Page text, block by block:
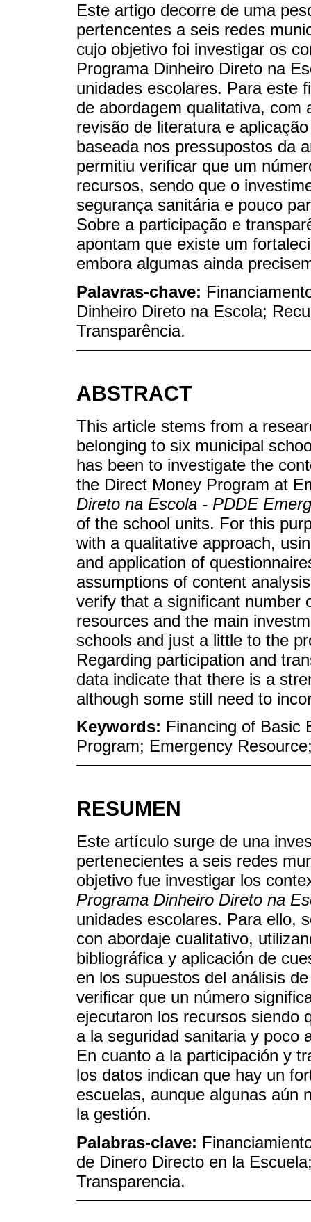
Este artigo decorre de uma
pertencentes a seis redes
cujo objetivo foi investigar os
Programa Dinheiro Direto na
unidades escolares. Para este
de abordagem qualitativa, com
revisão de literatura e
baseada nos pressupostos da
permitiu verificar que um
recursos, sendo que o
segurança sanitária e pouco
Sobre a participação e
apontam que existe um
embora algumas ainda
Palavras-chave:
Dinheiro Direto na Escola;
Transparência.
ABSTRACT
This article stems from a
belonging to six municipal
has been to investigate the
the Direct Money Program at
Direto na Escola - PDDE
of the school units. For this
with a qualitative approach,
and application of
assumptions of content
verify that a significant number
resources and the main
schools and just a little to the
Regarding participation and
data indicate that there is a
although some still need to
Keywords: Financing of Basic
Program; Emergency
RESUMEN
Este artículo surge de una
pertenecientes a seis redes
objetivo fue investigar los
Programa Dinheiro Direto na
unidades escolares. Para ello,
con abordaje cualitativo,
bibliográfica y aplicación de
en los supuestos del análisis
verificar que un número
ejecutaron los recursos siendo
a la seguridad sanitaria y poco
En cuanto a la participación y
los datos indican que hay un
escuelas, aunque algunas aún
la gestión.
Palabras-clave:
de Dinero Directo en la
Transparencia.